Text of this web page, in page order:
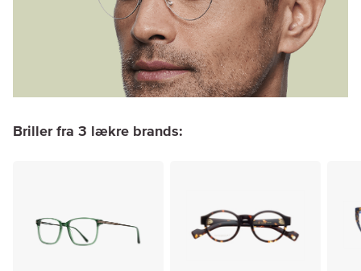
Briller fra 3 lækre brands: